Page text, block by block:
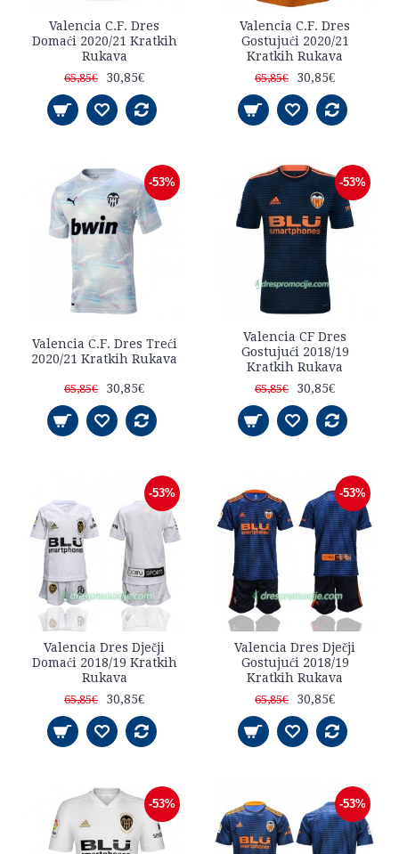
Valencia C.F. Dres
Domaći 2020/21 Kratkih
Rukava
65,85€ 30,85€
Valencia C.F. Dres
Gostujući 2020/21
Kratkih Rukava
65,85€ 30,85€
-53%
Valencia C.F. Dres Treći
2020/21 Kratkih Rukava
65,85€ 30,85€
-53%
Valencia CF Dres
Gostujući 2018/19
Kratkih Rukava
65,85€ 30,85€
-53%
Valencia Dres Dječji
Domaći 2018/19 Kratkih
Rukava
65,85€ 30,85€
-53%
Valencia Dres Dječji
Gostujući 2018/19
Kratkih Rukava
65,85€ 30,85€
-53% -53%